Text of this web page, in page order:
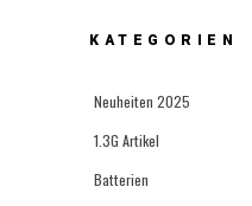
KATEGORIEN
Neuheiten 2025
1.3G Artikel
Batterien